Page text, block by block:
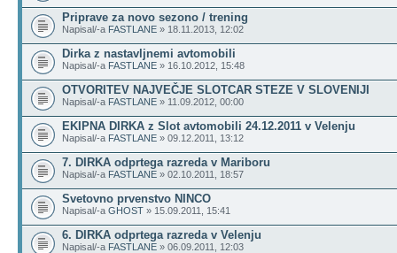
Priprave za novo sezono / trening
Napisal/-a FASTLANE » 18.11.2013, 12:02
Dirka z nastavljnemi avtomobili
Napisal/-a FASTLANE » 16.10.2012, 15:48
OTVORITEV NAJVEČJE SLOTCAR STEZE V SLOVENIJI
Napisal/-a FASTLANE » 11.09.2012, 00:00
EKIPNA DIRKA z Slot avtomobili 24.12.2011 v Velenju
Napisal/-a FASTLANE » 09.12.2011, 13:12
7. DIRKA odprtega razreda v Mariboru
Napisal/-a FASTLANE » 02.10.2011, 18:57
Svetovno prvenstvo NINCO
Napisal/-a GHOST » 15.09.2011, 15:41
6. DIRKA odprtega razreda v Velenju
Napisal/-a FASTLANE » 06.09.2011, 12:03